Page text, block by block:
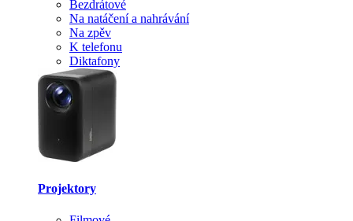
Bezdrátové
Na natáčení a nahrávání
Na zpěv
K telefonu
Diktafony
Projektory